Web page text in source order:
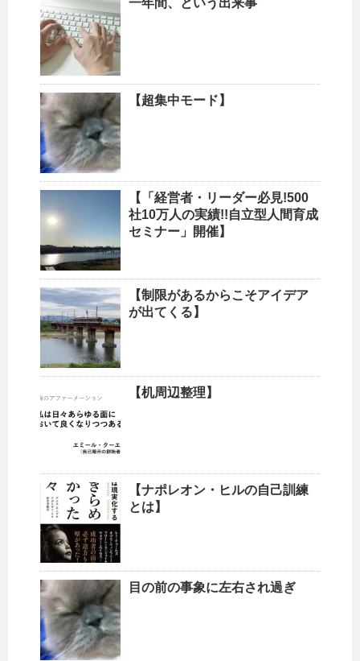
一年間、という出来事
【超集中モード】
【「経営者・リーダー必見!500
社10万人の実績!!自立型人間育成
セミナー」開催】
【制限があるからこそアイデア
が出てくる】
【机周辺整理】
【ナポレオン・ヒルの自己訓練
とは】
目の前の事象に左右され過ぎ